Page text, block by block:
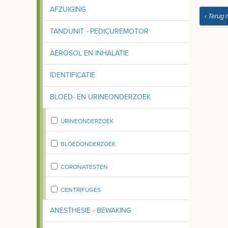
AFZUIGING
TANDUNIT - PEDICUREMOTOR
AEROSOL EN INHALATIE
IDENTIFICATIE
BLOED- EN URINEONDERZOEK
URINEONDERZOEK
BLOEDONDERZOEK
CORONATESTEN
CENTRIFUGES
ANESTHESIE - BEWAKING
‹ Terug